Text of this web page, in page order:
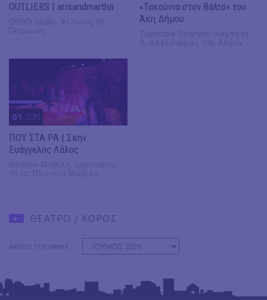
OUTLIERS | arisandmartha
«Τακούνια στον Βάλτο» του
Άκη Δήμου
01 JUN
ΠΟΥ ΣΤΑ ΡΑ | Σκην.:
Ευάγγελος Λάλος
ΘΕΑΤΡΟ / ΧΟΡΟΣ
ΑΡΧΕΙΟ ΤΟΥ ΜΗΝΑ